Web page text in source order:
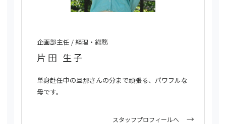
企画部主任 / 経理・総務
片田 生子
単身赴任中の旦那さんの分まで頑張る、パワフルな
母です。
スタッフプロフィールへ